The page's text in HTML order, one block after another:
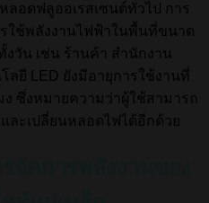
ลอดฟลูออเรสเซนต์ทั่วไป การ
ใช้พลังงานไฟฟ้าในพื้นที่ขนาด
วัน เช่น ร้านค้า สำนักงาน
ลยี LED ยังมีอายุการใช้งานที่
ซึ่งหมายความว่าผู้ใช้สามารถ
ละเปลี่ยนหลอดไฟได้อีกด้วย